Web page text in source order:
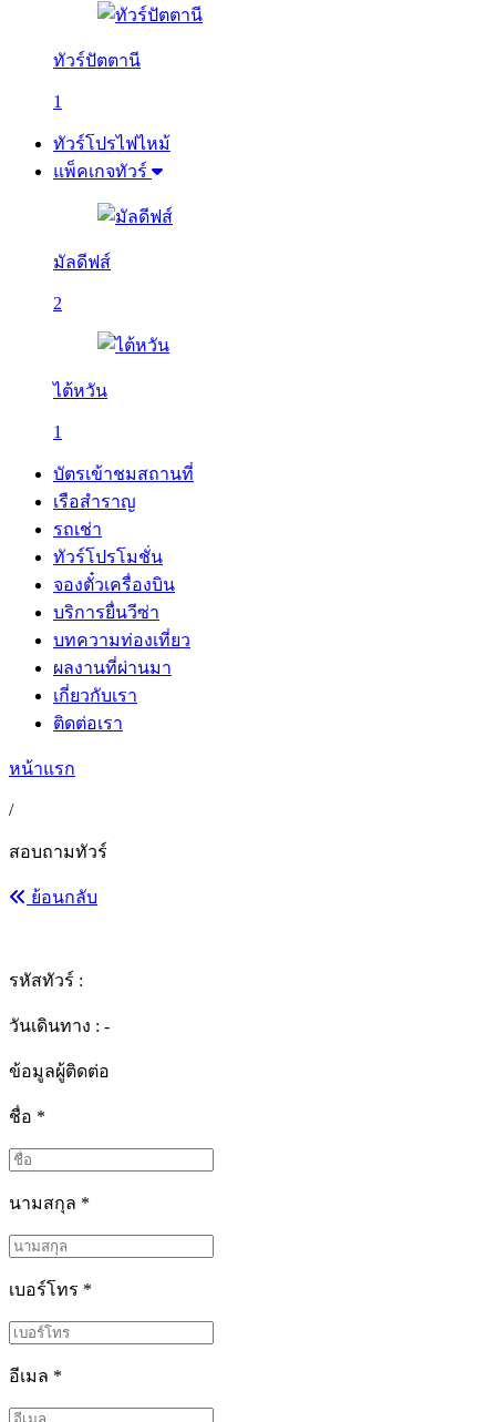
ทัวร์ปัตตานี
1
ทัวร์โปรไฟไหม้
แพ็คเกจทัวร์
มัลดีฟส์
2
ไต้หวัน
1
บัตรเข้าชมสถานที่
เรือสำราญ
รถเช่า
ทัวร์โปรโมชั่น
จองตั๋วเครื่องบิน
บริการยื่นวีซ่า
บทความท่องเที่ยว
ผลงานที่ผ่านมา
เกี่ยวกับเรา
ติดต่อเรา
หน้าแรก
/
สอบถามทัวร์
ย้อนกลับ
รหัสทัวร์ :
วันเดินทาง : -
ข้อมูลผู้ติดต่อ
ชื่อ *
นามสกุล *
เบอร์โทร *
อีเมล *